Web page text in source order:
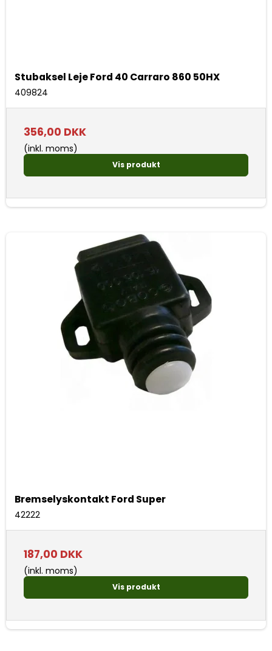
Stubaksel Leje Ford 40 Carraro 860 50HX
409824
356,00 DKK
(inkl. moms)
Vis produkt
Bremselyskontakt Ford Super
42222
187,00 DKK
(inkl. moms)
Vis produkt